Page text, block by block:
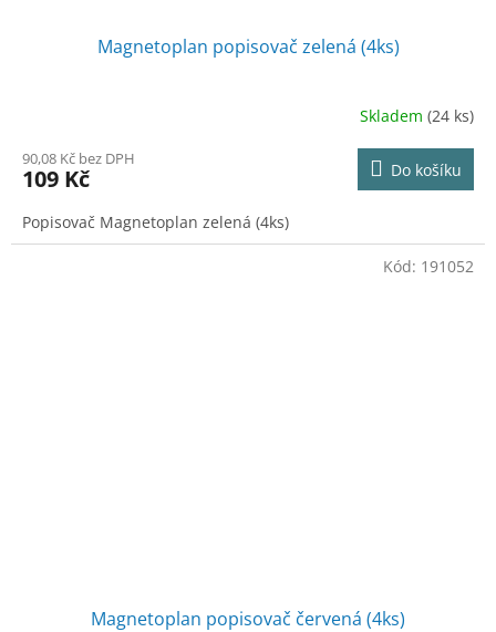
Magnetoplan popisovač zelená (4ks)
Skladem (24 ks)
90,08 Kč bez DPH
109 Kč Do košíku
Popisovač Magnetoplan zelená (4ks)
Magnetoplan popisovač červená (4ks)
Kód: 191052